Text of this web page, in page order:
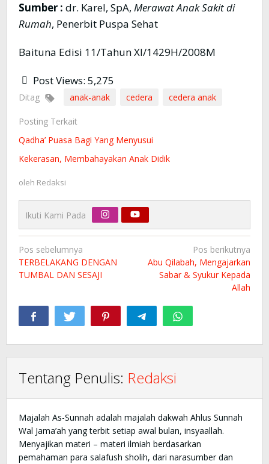
Sumber : dr. Karel, SpA, Merawat Anak Sakit di
Rumah, Penerbit Puspa Sehat
Baituna Edisi 11/Tahun XI/1429H/2008M
Post Views: 5,275
Ditag anak-anak cedera cedera anak
Posting Terkait
Qadha’ Puasa Bagi Yang Menyusui
Kekerasan, Membahayakan Anak Didik
oleh Redaksi
Ikuti Kami Pada
Navigasi
pos
Pos sebelumnya
TERBELAKANG DENGAN
TUMBAL DAN SESAJI
Pos berikutnya
Abu Qilabah, Mengajarkan
Sabar & Syukur Kepada
Allah
Tentang Penulis: Redaksi
Majalah As-Sunnah adalah majalah dakwah Ahlus Sunnah
Wal Jama’ah yang terbit setiap awal bulan, insyaallah.
Menyajikan materi – materi ilmiah berdasarkan
pemahaman para salafush sholih, dari narasumber dan